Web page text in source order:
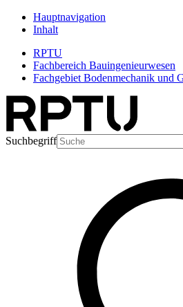
Hauptnavigation
Inhalt
RPTU
Fachbereich Bauingenieurwesen
Fachgebiet Bodenmechanik und
Suchbegriff